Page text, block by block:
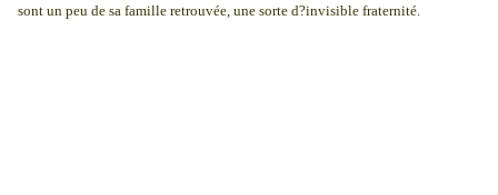
sont un peu de sa famille retrouvée, une sorte d?invisible fraternité.